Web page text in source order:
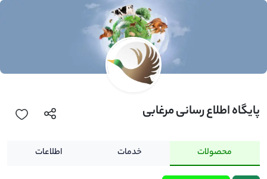
پایگاه اطلاع رسانی مرغابی
محصولات خدمات اطلاعات